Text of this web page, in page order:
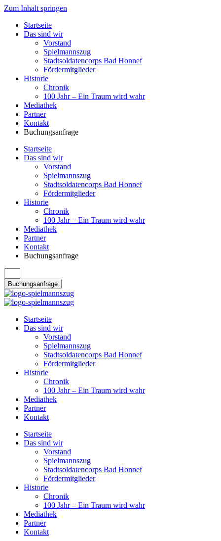
Zum Inhalt springen
Startseite
Das sind wir
Vorstand
Spielmannszug
Stadtsoldatencorps Bad Honnef
Fördermitglieder
Historie
Chronik
100 Jahr – Ein Traum wird wahr
Mediathek
Partner
Kontakt
Buchungsanfrage
Startseite
Das sind wir
Vorstand
Spielmannszug
Stadtsoldatencorps Bad Honnef
Fördermitglieder
Historie
Chronik
100 Jahr – Ein Traum wird wahr
Mediathek
Partner
Kontakt
Buchungsanfrage
Buchungsanfrage
Startseite
Das sind wir
Vorstand
Spielmannszug
Stadtsoldatencorps Bad Honnef
Fördermitglieder
Historie
Chronik
100 Jahr – Ein Traum wird wahr
Mediathek
Partner
Kontakt
Startseite
Das sind wir
Vorstand
Spielmannszug
Stadtsoldatencorps Bad Honnef
Fördermitglieder
Historie
Chronik
100 Jahr – Ein Traum wird wahr
Mediathek
Partner
Kontakt